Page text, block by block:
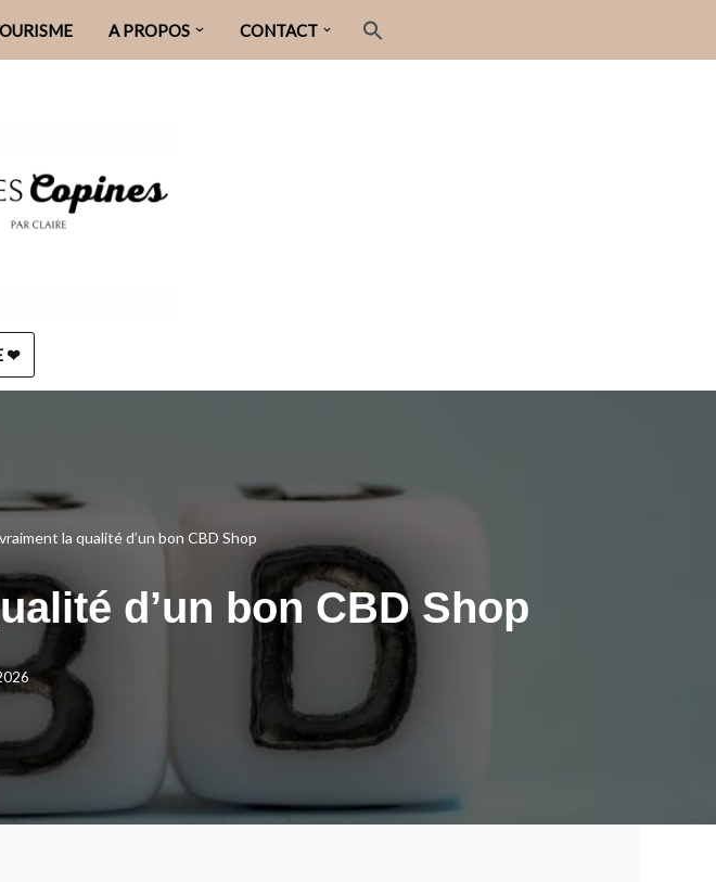
A PROPOS CONTACT
❤︎
la qualité d’un bon CBD Shop
d’un bon CBD Shop